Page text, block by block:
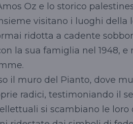
Oz e lo storico
visitano i luoghi della
ridotta a cadente
la sua famiglia nel 1948,
il muro del Pianto, dove
radici, testimoniando il
si scambiano le loro